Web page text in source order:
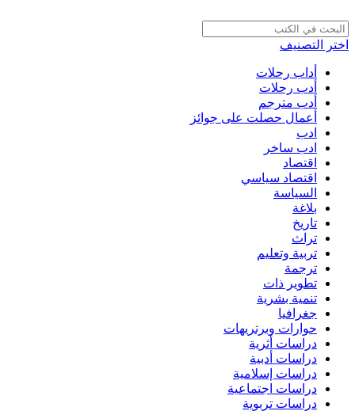
اختر التصنيف
أداب رحلات
أدب رحلات
أدب مترجم
أعمال حصلت على جوائز
ادب
ادب ساخر
اقتصاد
اقتصاد سياسي
السياسة
بلاغة
تاريخ
تراث
تربية وتعليم
ترجمة
تطوير ذات
تنمية بشرية
جغرافيا
حوارات وبرتريهات
دراسات أثرية
دراسات أدبية
دراسات إسلامية
دراسات اجتماعية
دراسات تربوية